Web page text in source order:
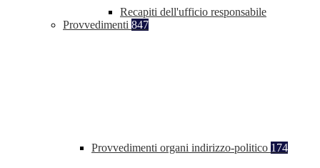
Recapiti dell'ufficio responsabile
Provvedimenti 847
Provvedimenti organi indirizzo-politico 174